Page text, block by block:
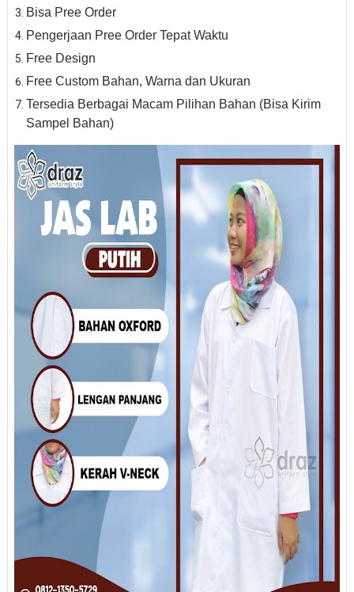
Bisa Pree Order
Pengerjaan Pree Order Tepat Waktu
Free Design
Free Custom Bahan, Warna dan Ukuran
Tersedia Berbagai Macam Pilihan Bahan (Bisa Kirim
Sampel Bahan)